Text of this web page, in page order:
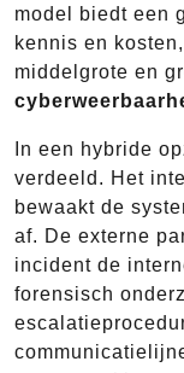
model biedt een
kennis en
middelgrote en
In een hybride
verdeeld. Het
bewaakt de
af. De externe
incident de
forensisch